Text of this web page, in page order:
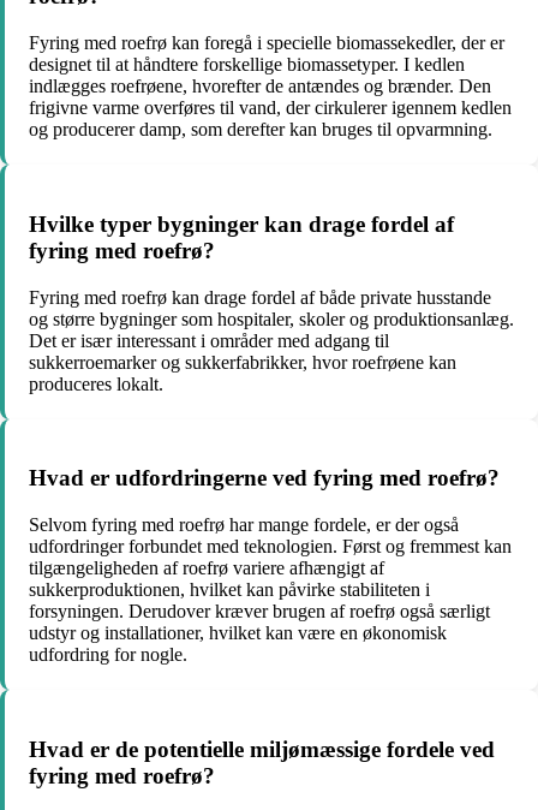
Fyring med roefrø kan foregå i specielle biomassekedler, der er
designet til at håndtere forskellige biomassetyper. I kedlen
indlægges roefrøene, hvorefter de antændes og brænder. Den
frigivne varme overføres til vand, der cirkulerer igennem kedlen
og producerer damp, som derefter kan bruges til opvarmning.
Hvilke typer bygninger kan drage fordel af
fyring med roefrø?
Fyring med roefrø kan drage fordel af både private husstande
og større bygninger som hospitaler, skoler og produktionsanlæg.
Det er især interessant i områder med adgang til
sukkerroemarker og sukkerfabrikker, hvor roefrøene kan
produceres lokalt.
Hvad er udfordringerne ved fyring med roefrø?
Selvom fyring med roefrø har mange fordele, er der også
udfordringer forbundet med teknologien. Først og fremmest kan
tilgængeligheden af roefrø variere afhængigt af
sukkerproduktionen, hvilket kan påvirke stabiliteten i
forsyningen. Derudover kræver brugen af roefrø også særligt
udstyr og installationer, hvilket kan være en økonomisk
udfordring for nogle.
Hvad er de potentielle miljømæssige fordele ved
fyring med roefrø?